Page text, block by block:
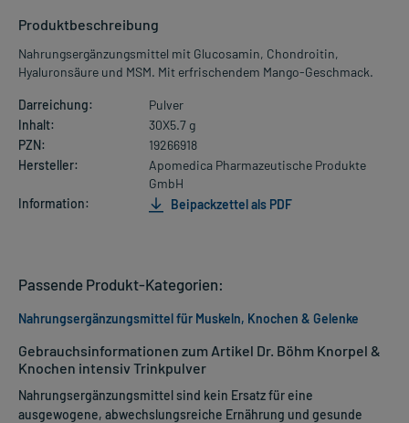
Produktbeschreibung
Nahrungsergänzungsmittel mit Glucosamin, Chondroitin,
Hyaluronsäure und MSM. Mit erfrischendem Mango-Geschmack.
Darreichung:
Pulver
Inhalt:
30X5.7 g
PZN:
19266918
Hersteller:
Apomedica Pharmazeutische Produkte
GmbH
Information:
Beipackzettel als PDF
Gebrauchsinformationen zum Artikel Dr. Böhm Knorpel &
Knochen intensiv Trinkpulver
Nahrungsergänzungsmittel sind kein Ersatz für eine
ausgewogene, abwechslungsreiche Ernährung und gesunde
Passende Produkt-Kategorien:
Nahrungsergänzungsmittel für Muskeln, Knochen & Gelenke